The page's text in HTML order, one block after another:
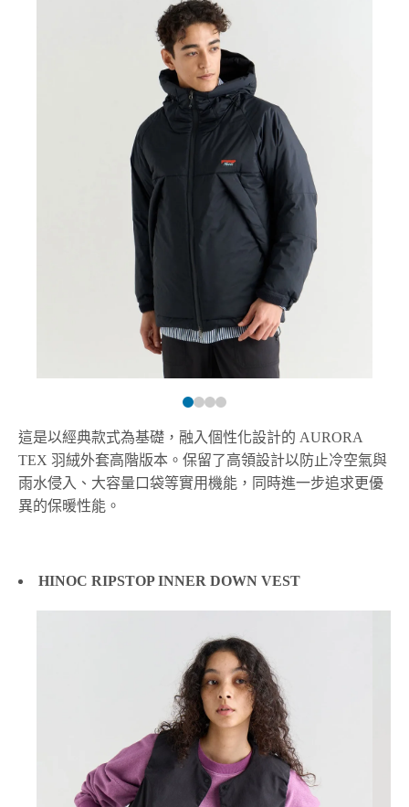
這是以經典款式為基礎，融入個性化設計的 AURORA
TEX 羽絨外套高階版本。保留了高領設計以防止冷空氣與
雨水侵入、大容量口袋等實用機能，同時進一步追求更優
異的保暖性能。
HINOC RIPSTOP INNER DOWN VEST